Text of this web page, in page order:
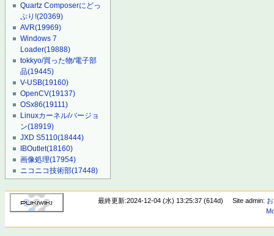
Quartz Composerにどっ
ぷり!(20369)
AVR(19969)
Windows 7
Loader(19888)
tokkyo/買った物/電子部
品(19445)
V-USB(19160)
OpenCV(19137)
OSx86(19111)
Linuxカーネル/バージョ
ン(18919)
JXD S5110(18444)
IBOutlet(18160)
画像処理(17954)
ニコニコ技術部(17448)
最終更新:2024-12-04 (水) 13:25:37 (614d) Site admin: